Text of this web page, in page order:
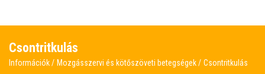
Csontritkulás
Információk Mozgásszervi és kötőszöveti betegségek Csontritkulás